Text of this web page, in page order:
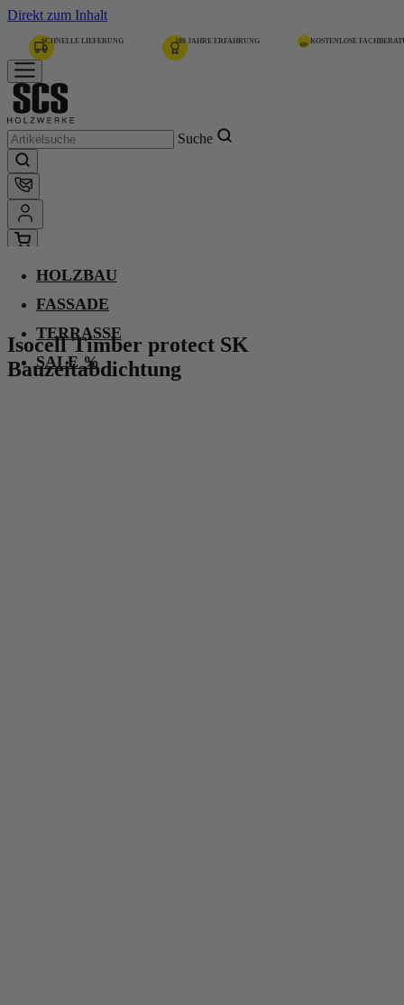
Direkt zum Inhalt
SCHNELLE LIEFERUNG 180 JAHRE ERFAHRUNG KOSTENLOSE
HOLZBAU
FASSADE
TERRASSE
SALE %
Suche
Home
Isocell Timber protect SK
Bauzeitabdichtung